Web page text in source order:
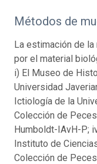
Métodos de
La estimación de
por el material
i) El Museo de
Universidad
Ictiología de la
Colección de
Humboldt-IAvH-P;
Instituto de
Colección de